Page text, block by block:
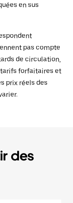
en sus
pas compte
de circulation,
tarifs forfaitaires et
prix réels des
des